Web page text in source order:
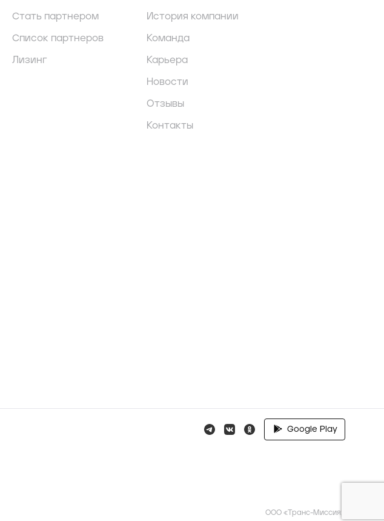
Стать партнером
Список партнеров
Лизинг
История компании
Команда
Карьера
Новости
Отзывы
Контакты
Google Play
ООО «Транс-Миссия»